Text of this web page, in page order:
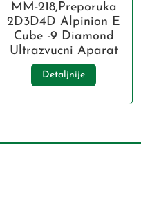
MM-218,Preporuka
2D3D4D Alpinion E
Cube -9 Diamond
Ultrazvucni Aparat
Detaljnije